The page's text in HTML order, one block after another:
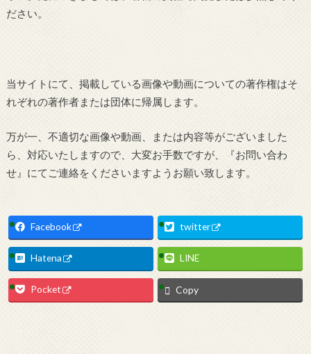
ださい。
当サイトにて、掲載している画像や動画についての著作権はそ
れぞれの著作者または団体に帰属します。
万が一、不適切な画像や動画、または内容等がございました
ら、対応いたしますので、大変お手数ですが、『お問い合わ
せ』にてご連絡をくださいますようお願い致します。
Facebook twitter
Hatena LINE
Pocket Copy